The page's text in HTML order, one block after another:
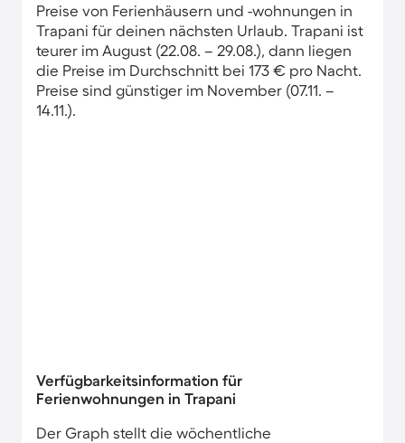
Preise von Ferienhäusern und -wohnungen in
Trapani für deinen nächsten Urlaub. Trapani ist
teurer im August (22.08. – 29.08.), dann liegen
die Preise im Durchschnitt bei 173 € pro Nacht.
Preise sind günstiger im November (07.11. –
14.11.).
Verfügbarkeitsinformation für
Ferienwohnungen in Trapani
Der Graph stellt die wöchentliche